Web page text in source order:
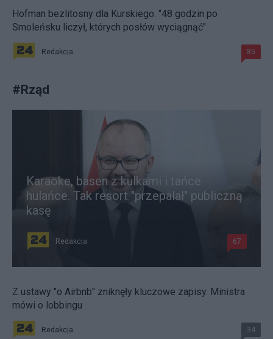
Hofman bezlitosny dla Kurskiego. "48 godzin po
Smoleńsku liczył, których posłów wyciągnąć"
Redakcja 85
#Rząd
Karaoke, basen z kulkami i tańce
hulańce. Tak resort "przepalał" publiczną
kasę
Redakcja 67
Z ustawy "o Airbnb" zniknęły kluczowe zapisy. Ministra
mówi o lobbingu
Redakcja 34